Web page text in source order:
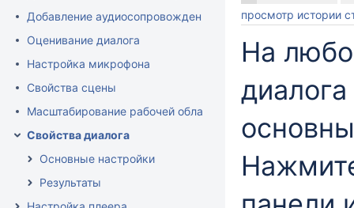
Добавление аудиосопровождения в iSpring TalkMaster
Оценивание диалога
Настройка микрофона
Свойства сцены
Масштабирование рабочей области
Свойства диалога
Основные настройки
Результаты
просмотр истории
На